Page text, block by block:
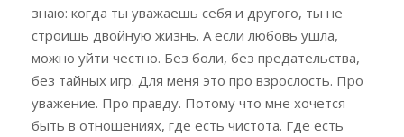
знаю: когда ты уважаешь себя и другого, ты не
строишь двойную жизнь. А если любовь ушла,
можно уйти честно. Без боли, без предательства,
без тайных игр. Для меня это про взрослость. Про
уважение. Про правду. Потому что мне хочется
быть в отношениях, где есть чистота. Где есть